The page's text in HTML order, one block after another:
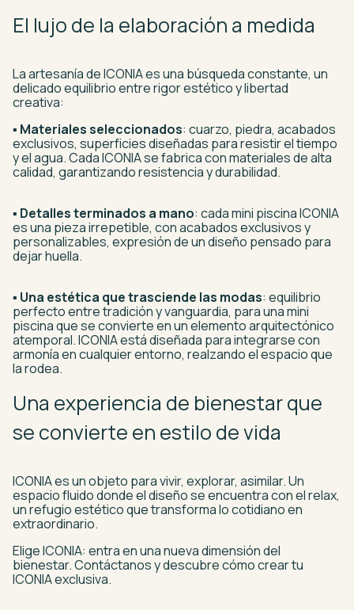
El lujo de la elaboración a medida
La artesanía de ICONIA es una búsqueda constante, un
delicado equilibrio entre rigor estético y libertad
creativa:
▪ Materiales seleccionados: cuarzo, piedra, acabados
exclusivos, superficies diseñadas para resistir el tiempo
y el agua. Cada ICONIA se fabrica con materiales de alta
calidad, garantizando resistencia y durabilidad.
▪ Detalles terminados a mano: cada mini piscina ICONIA
es una pieza irrepetible, con acabados exclusivos y
personalizables, expresión de un diseño pensado para
dejar huella.
▪ Una estética que trasciende las modas: equilibrio
perfecto entre tradición y vanguardia, para una mini
piscina que se convierte en un elemento arquitectónico
atemporal. ICONIA está diseñada para integrarse con
armonía en cualquier entorno, realzando el espacio que
la rodea.
Una experiencia de bienestar que
se convierte en estilo de vida
ICONIA es un objeto para vivir, explorar, asimilar. Un
espacio fluido donde el diseño se encuentra con el relax,
un refugio estético que transforma lo cotidiano en
extraordinario.
Elige ICONIA: entra en una nueva dimensión del
bienestar. Contáctanos y descubre cómo crear tu
ICONIA exclusiva.